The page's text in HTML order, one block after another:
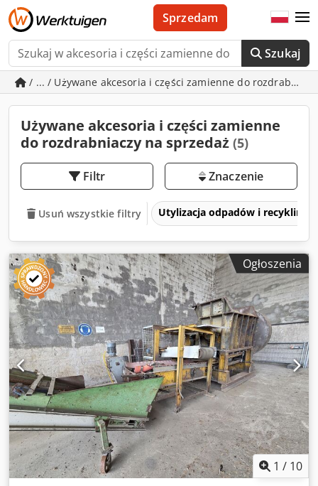
Szukaj
Sprzedam
/ ... / Używane akcesoria i części zamienne do
Używane akcesoria i części zamienne
do rozdrabniaczy na sprzedaż (5)
Filtr Znaczenie
Usuń wszystkie filtry Utylizacja odpadów i recykling
Ogłoszenia
1 / 10